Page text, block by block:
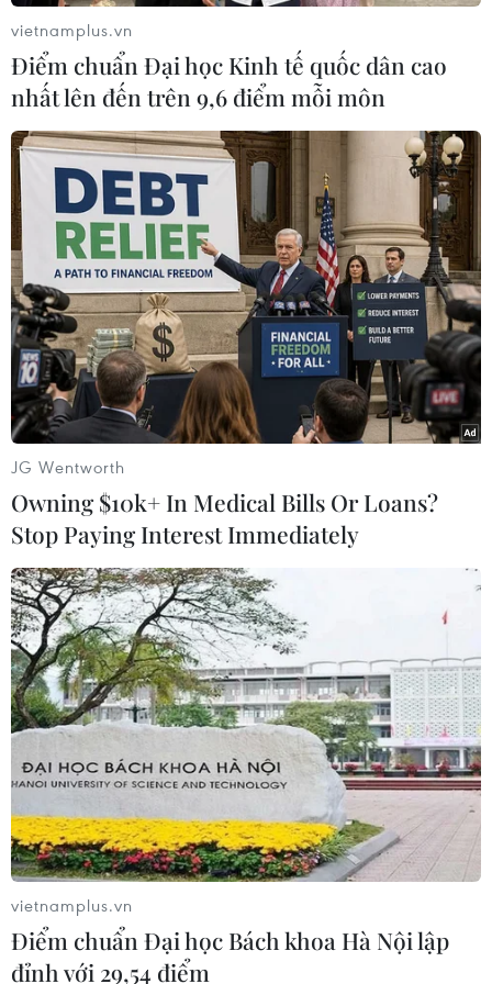
Orion sẽ lần đầu tiên thực hiện các bài thử
nghiệm tiếp cận và ghép nối với những phiên
bản thử nghiệm của tàu đổ bộ Mặt Trăng do
Blue Origin và SpaceX phát triển.
NASA đánh giá đây là một trong những năng
lực công nghệ quan trọng nhất cần được chứng
minh trước khi triển khai các chuyến đổ bộ có
người lái xuống Mặt Trăng trong giai đoạn tiếp
theo của chương trình Artemis./.
NASA công bố kế hoạch
xây căn cứ trên Mặt Trăng
Căn cứ Mặt Trăng sẽ được xây
dựng theo 3 giai đoạn. Giai đoạn
đầu tiên kéo dài đến năm 2029,
tập trung vào thám hiểm bằng
robot và thử nghiệm công nghệ
trong môi trường Mặt Trăng.
(TTXVN/Vietnam+)
vietnamplus.vn
Điểm chuẩn Đại học Kinh tế quốc dân cao
nhất lên đến trên 9,6 điểm mỗi môn
JG Wentworth
Owning $10k+ In Medical Bills Or Loans?
Stop Paying Interest Immediately
vietnamplus.vn
Điểm chuẩn Đại học Bách khoa Hà Nội lập
đỉnh với 29,54 điểm